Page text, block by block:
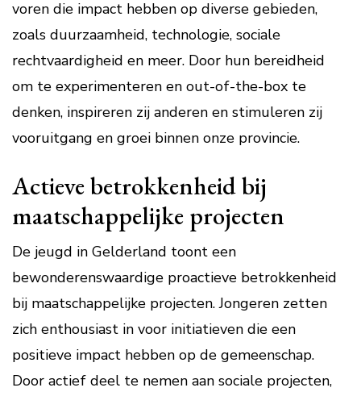
voren die impact hebben op diverse gebieden,
zoals duurzaamheid, technologie, sociale
rechtvaardigheid en meer. Door hun bereidheid
om te experimenteren en out-of-the-box te
denken, inspireren zij anderen en stimuleren zij
vooruitgang en groei binnen onze provincie.
Actieve betrokkenheid bij
maatschappelijke projecten
De jeugd in Gelderland toont een
bewonderenswaardige proactieve betrokkenheid
bij maatschappelijke projecten. Jongeren zetten
zich enthousiast in voor initiatieven die een
positieve impact hebben op de gemeenschap.
Door actief deel te nemen aan sociale projecten,